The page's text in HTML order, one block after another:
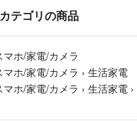
テゴリの商品
マホ/家電/カメラ
マホ/家電/カメラ › 生活家電
マホ/家電/カメラ › 生活家電 ›